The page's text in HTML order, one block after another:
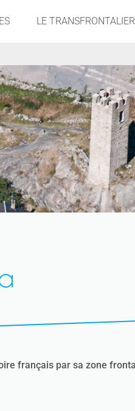
LE TRANSFRONTALIER
français par sa zone